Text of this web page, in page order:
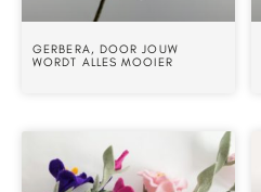
GERBERA, DOOR JOUW
WORDT ALLES MOOIER